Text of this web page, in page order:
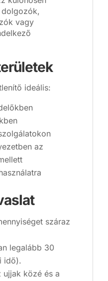
vagy
ideális:
az
száraz
legalább 30
idő).
ujjak közé és a